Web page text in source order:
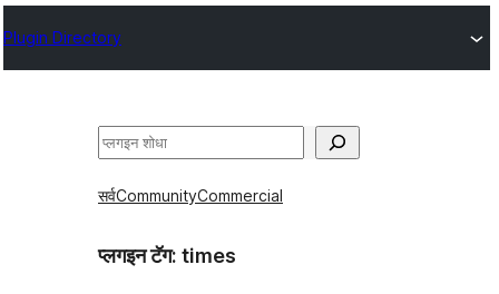
Plugin Directory
शोधा
सर्वCommunityCommercial
प्लगइन टॅग: times